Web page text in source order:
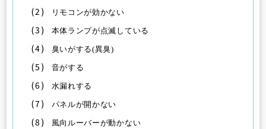
(2) リモコンが効かない
(3) 本体ランプが点滅している
(4) 臭いがする(異臭)
(5) 音がする
(6) 水漏れする
(7) パネルが開かない
(8) 風向ルーバーが動かない